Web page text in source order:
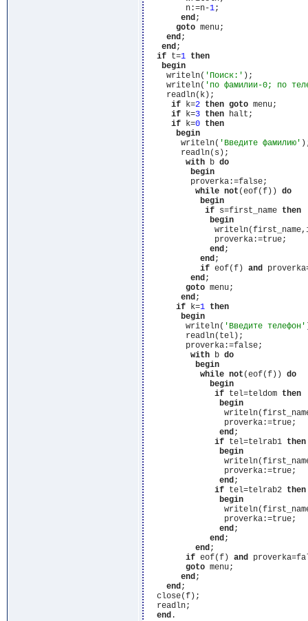
        n:=n-
1;
end;
goto menu;
end;
end;
if t=1 then
begin
    writeln(
'Поиск:' );
    writeln(
'по фамилии-0; по
    readln(k);
if k=2 then goto menu;
if k=3 then halt;
if k=0 then
begin
       writeln(
'Введите фамилию'
       readln(s);
with b do
begin
         proverka:=false;
while not (eof(f)) do
begin
if s=first_name then
begin
              proverka:=true;
end;
end;
if eof(f) and
end;
goto menu;
end;
if k=1 then
begin
        writeln(
'Введите телефон'
        readln(tel);
        proverka:=false;
with b do
begin
while not (eof(f)) do
begin
if tel=teldom then
begin
                proverka:=true;
end;
if tel=telrab1 then
begin
                proverka:=true;
end;
if tel=telrab2 then
begin
                proverka:=true;
end;
end;
end;
if eof(f) and
goto menu;
end;
end;
  close(f);
  readln;
end